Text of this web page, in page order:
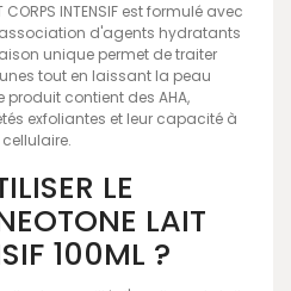
CORPS INTENSIF est formulé avec
association d'agents hydratants
unique permet de traiter
tout en laissant la peau
produit contient des AHA,
exfoliantes et leur capacité à
LE
LAIT
100ML ?